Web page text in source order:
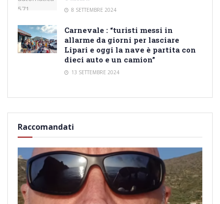
8 SETTEMBRE 2024
Carnevale : “turisti messi in
allarme da giorni per lasciare
Lipari e oggi la nave è partita con
dieci auto e un camion”
13 SETTEMBRE 2024
Raccomandati